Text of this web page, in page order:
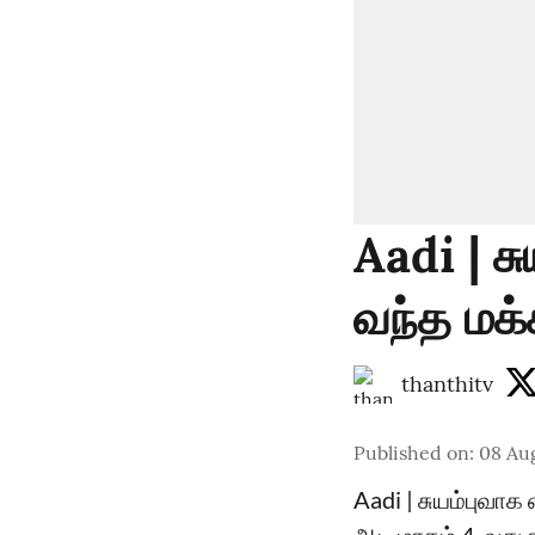
Aadi |
வந்த
thanthitv
Published on: 08
Aadi |